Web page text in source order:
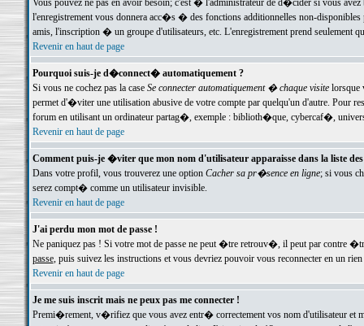
Vous pouvez ne pas en avoir besoin; c'est � l'administrateur de d�cider si vous
l'enregistrement vous donnera acc�s � des fonctions additionnelles non-
amis, l'inscription � un groupe d'utilisateurs, etc. L'enregistrement prend seulement
Revenir en haut de page
Pourquoi suis-je d�connect� automatiquement ?
Si vous ne cochez pas la case Se connecter automatiquement � chaque visitelorsque
permet d'�viter une utilisation abusive de votre compte par quelqu'un d'autre. Pour
forum en utilisant un ordinateur partag�, exemple : biblioth�que, cybercaf�,
Revenir en haut de page
Comment puis-je �viter que mon nom d'utilisateur apparaisse dans la liste
Dans votre profil, vous trouverez une option Cacher sa pr�sence en ligne; si vous
serez compt� comme un utilisateur invisible.
Revenir en haut de page
J'ai perdu mon mot de passe !
Ne paniquez pas ! Si votre mot de passe ne peut �tre retrouv�, il peut par contre
passe, puis suivez les instructions et vous devriez pouvoir vous reconnecter en un rien
Revenir en haut de page
Je me suis inscrit mais ne peux pas me connecter !
Premi�rement, v�rifiez que vous avez entr� correctement vos nom d'utilisateur